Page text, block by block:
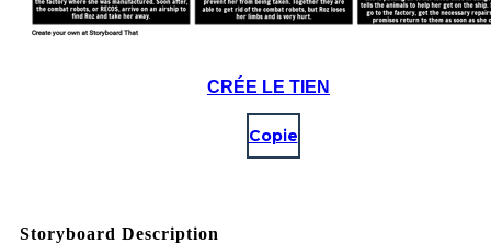
CRÉE LE TIEN
Copie
Storyboard Description